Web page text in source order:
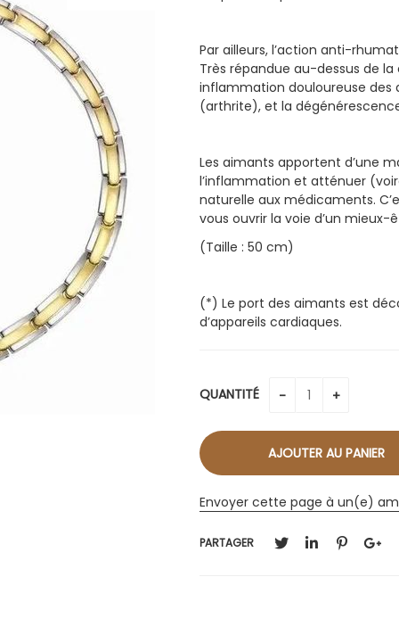
Par ailleurs, l’action anti-
Très répandue au-dessus de
inflammation douloureuse des
(arthrite), et la
Les aimants apportent d’une
l’inflammation et atténuer
naturelle aux médicaments.
vous ouvrir la voie d’un
(Taille : 50 cm)
(*) Le port des aimants est
d’appareils cardiaques.
QUANTITÉ
Envoyer cette page à un(e)
PARTAGER